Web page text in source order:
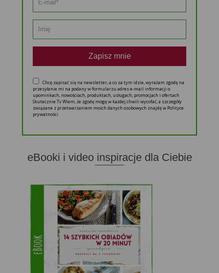
Zapisz mnie
Chcę zapisać się na newsletter, a co za tym idzie, wyrażam zgodę na
przesyłanie mi na podany w formularzu adres e-mail informacji o
upominkach, nowościach, produktach, usługach, promocjach i ofertach
Skutecznie.Tv Wiem, że zgodę mogę w każdej chwili wycofać, a szczegóły
związane z przetwarzaniem moich danych osobowych znajdę w Polityce
prywatności.
eBooki i video inspiracje dla Ciebie